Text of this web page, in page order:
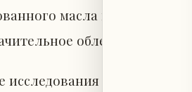
масла мяты, а не
облегчение
указывают,